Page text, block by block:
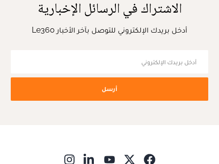
الاشتراك في الرسائل الإخبارية
أدخل بريدك الإلكتروني للتوصل بآخر الأخبار Le360
أرسل